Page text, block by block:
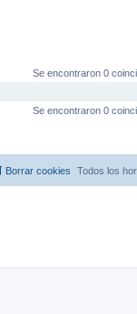
Se encontraron 0
Se encontraron 0
Todos los
Borrar cookies